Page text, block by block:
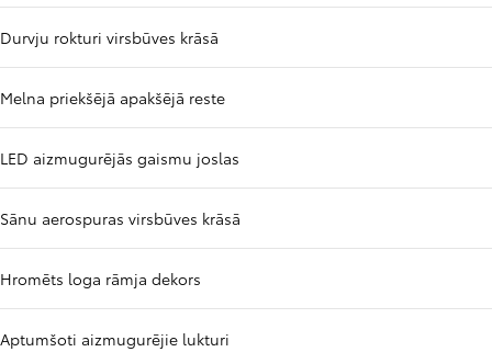
Durvju rokturi virsbūves krāsā
Melna priekšējā apakšējā reste
LED aizmugurējās gaismu joslas
Sānu aerospuras virsbūves krāsā
Hromēts loga rāmja dekors
Aptumšoti aizmugurējie lukturi